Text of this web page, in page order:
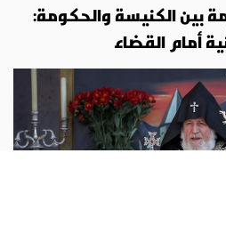
بين الكنيسة والحكومة:
أمام القضاء